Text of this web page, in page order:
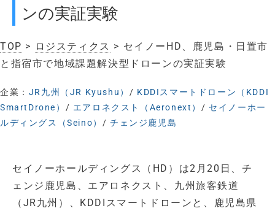
ンの実証実験
TOP > ロジスティクス > セイノーHD、鹿児島・日置市
と指宿市で地域課題解決型ドローンの実証実験
企業： JR九州（JR Kyushu） / KDDIスマートドローン（KDDI
SmartDrone） / エアロネクスト（Aeronext）/ セイノーホー
ルディングス（Seino） /チェンジ鹿児島
セイノーホールディングス（HD）は2月20日、チ
ェンジ鹿児島、エアロネクスト、九州旅客鉄道
（JR九州）、KDDIスマートドローンと、鹿児島県